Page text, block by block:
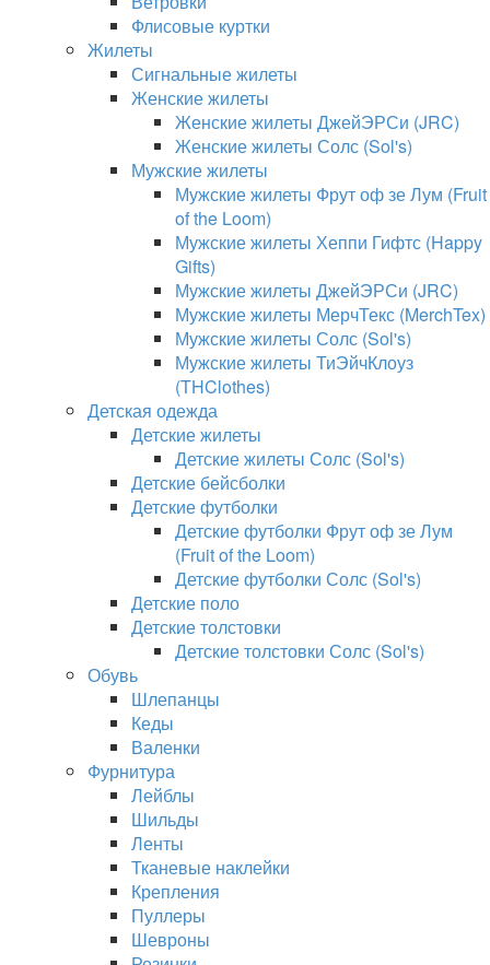
Флисовые куртки
Жилеты
Сигнальные жилеты
Женские жилеты
Женские жилеты ДжейЭРСи (JRC)
Женские жилеты Солс (Sol's)
Мужские жилеты
Мужские жилеты Фрут оф зе Лум (Fruit
of the Loom)
Мужские жилеты Хеппи Гифтс (Happy
Gifts)
Мужские жилеты ДжейЭРСи (JRC)
Мужские жилеты МерчТекс (MerchTex)
Мужские жилеты Солс (Sol's)
Мужские жилеты ТиЭйчКлоуз
(THClothes)
Детская одежда
Детские жилеты
Детские жилеты Солс (Sol's)
Детские бейсболки
Детские футболки
Детские футболки Фрут оф зе Лум
(Fruit of the Loom)
Детские футболки Солс (Sol's)
Детские поло
Детские толстовки
Детские толстовки Солс (Sol's)
Обувь
Шлепанцы
Кеды
Валенки
Фурнитура
Лейблы
Шильды
Ленты
Тканевые наклейки
Крепления
Пуллеры
Шевроны